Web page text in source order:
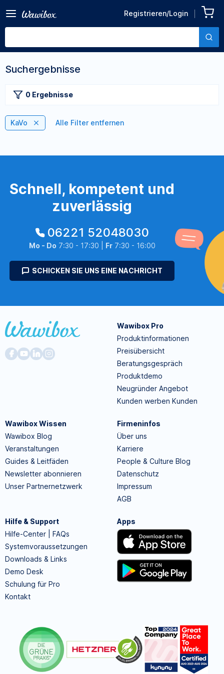
Registrieren/Login
Suchergebnisse
0 Ergebnisse
KaVo Alle Filter entfernen
Schnell, kompetent und
zuverlässig
06221 52048030
Mo - Do 7:30 - 17:30 | Fr7:30 - 16:00
SCHICKEN SIE UNS EINE NACHRICHT
Wawibox Pro
Produktinformationen
Preisübersicht
Beratungsgespräch
Produktdemo
Neugründer Angebot
Kunden werben Kunden
Wawibox Wissen
Wawibox Blog
Veranstaltungen
Guides & Leitfäden
Newsletter abonnieren
Unser Partnernetzwerk
Firmeninfos
Über uns
Karriere
People & Culture Blog
Datenschutz
Impressum
AGB
Hilfe & Support
Hilfe-Center | FAQs
Systemvoraussetzungen
Downloads & Links
Demo Desk
Schulung für Pro
Kontakt
Apps